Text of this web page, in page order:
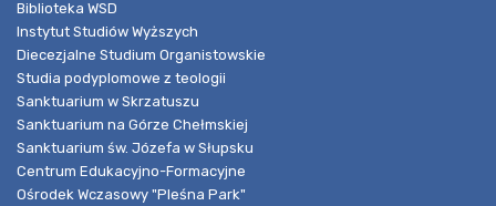
Biblioteka WSD
Instytut Studiów Wyższych
Diecezjalne Studium Organistowskie
Studia podyplomowe z teologii
Sanktuarium w Skrzatuszu
Sanktuarium na Górze Chełmskiej
Sanktuarium św. Józefa w Słupsku
Centrum Edukacyjno-Formacyjne
Ośrodek Wczasowy "Pleśna Park"